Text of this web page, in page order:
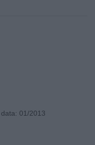
01/2013